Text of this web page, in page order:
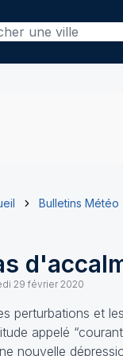
Bulletins Météo
29 février 2020
perturbations et
appelé
nouvelle